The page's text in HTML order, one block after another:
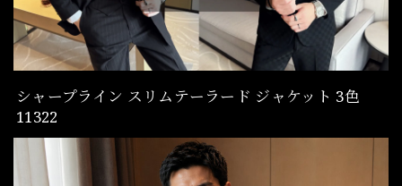
シャープライン スリムテーラード ジャケット 3色
11322